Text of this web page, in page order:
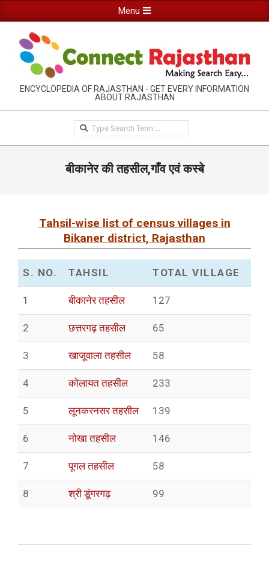
to
content
Navigation
Menu
Menu
RAJASTHAN
INFORMATION
GUIDE-
CONNECTRAJASTHAN
ENCYCLOPEDIA OF RAJASTHAN - GET EVERY INFORMATION
ABOUT RAJASTHAN
Search
बीकानेर की तहसील,गाँव एवं कस्बे
Tahsil-wise list of census villages in
Bikaner district, Rajasthan
S. NO. TAHSIL TOTAL VILLAGE
1 बीकानेर तहसील 127
2 छत्तरगढ़ तहसील 65
3 खाजूवाला तहसील 58
4 कोलायत तहसील 233
5 लूनकरनसर तहसील 139
6 नोखा तहसील 146
7 पूगल तहसील 58
8 श्री डूंगरगढ़ 99